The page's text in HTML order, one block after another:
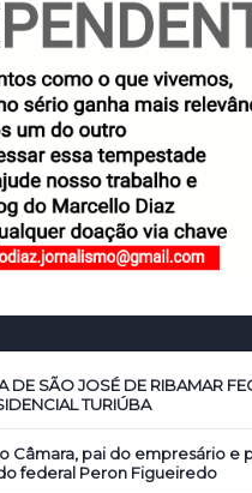
DE SÃO JOSÉ DE RIBAMAR
TURIÚBA
Câmara, pai do empresário e
federal Peron Figueiredo